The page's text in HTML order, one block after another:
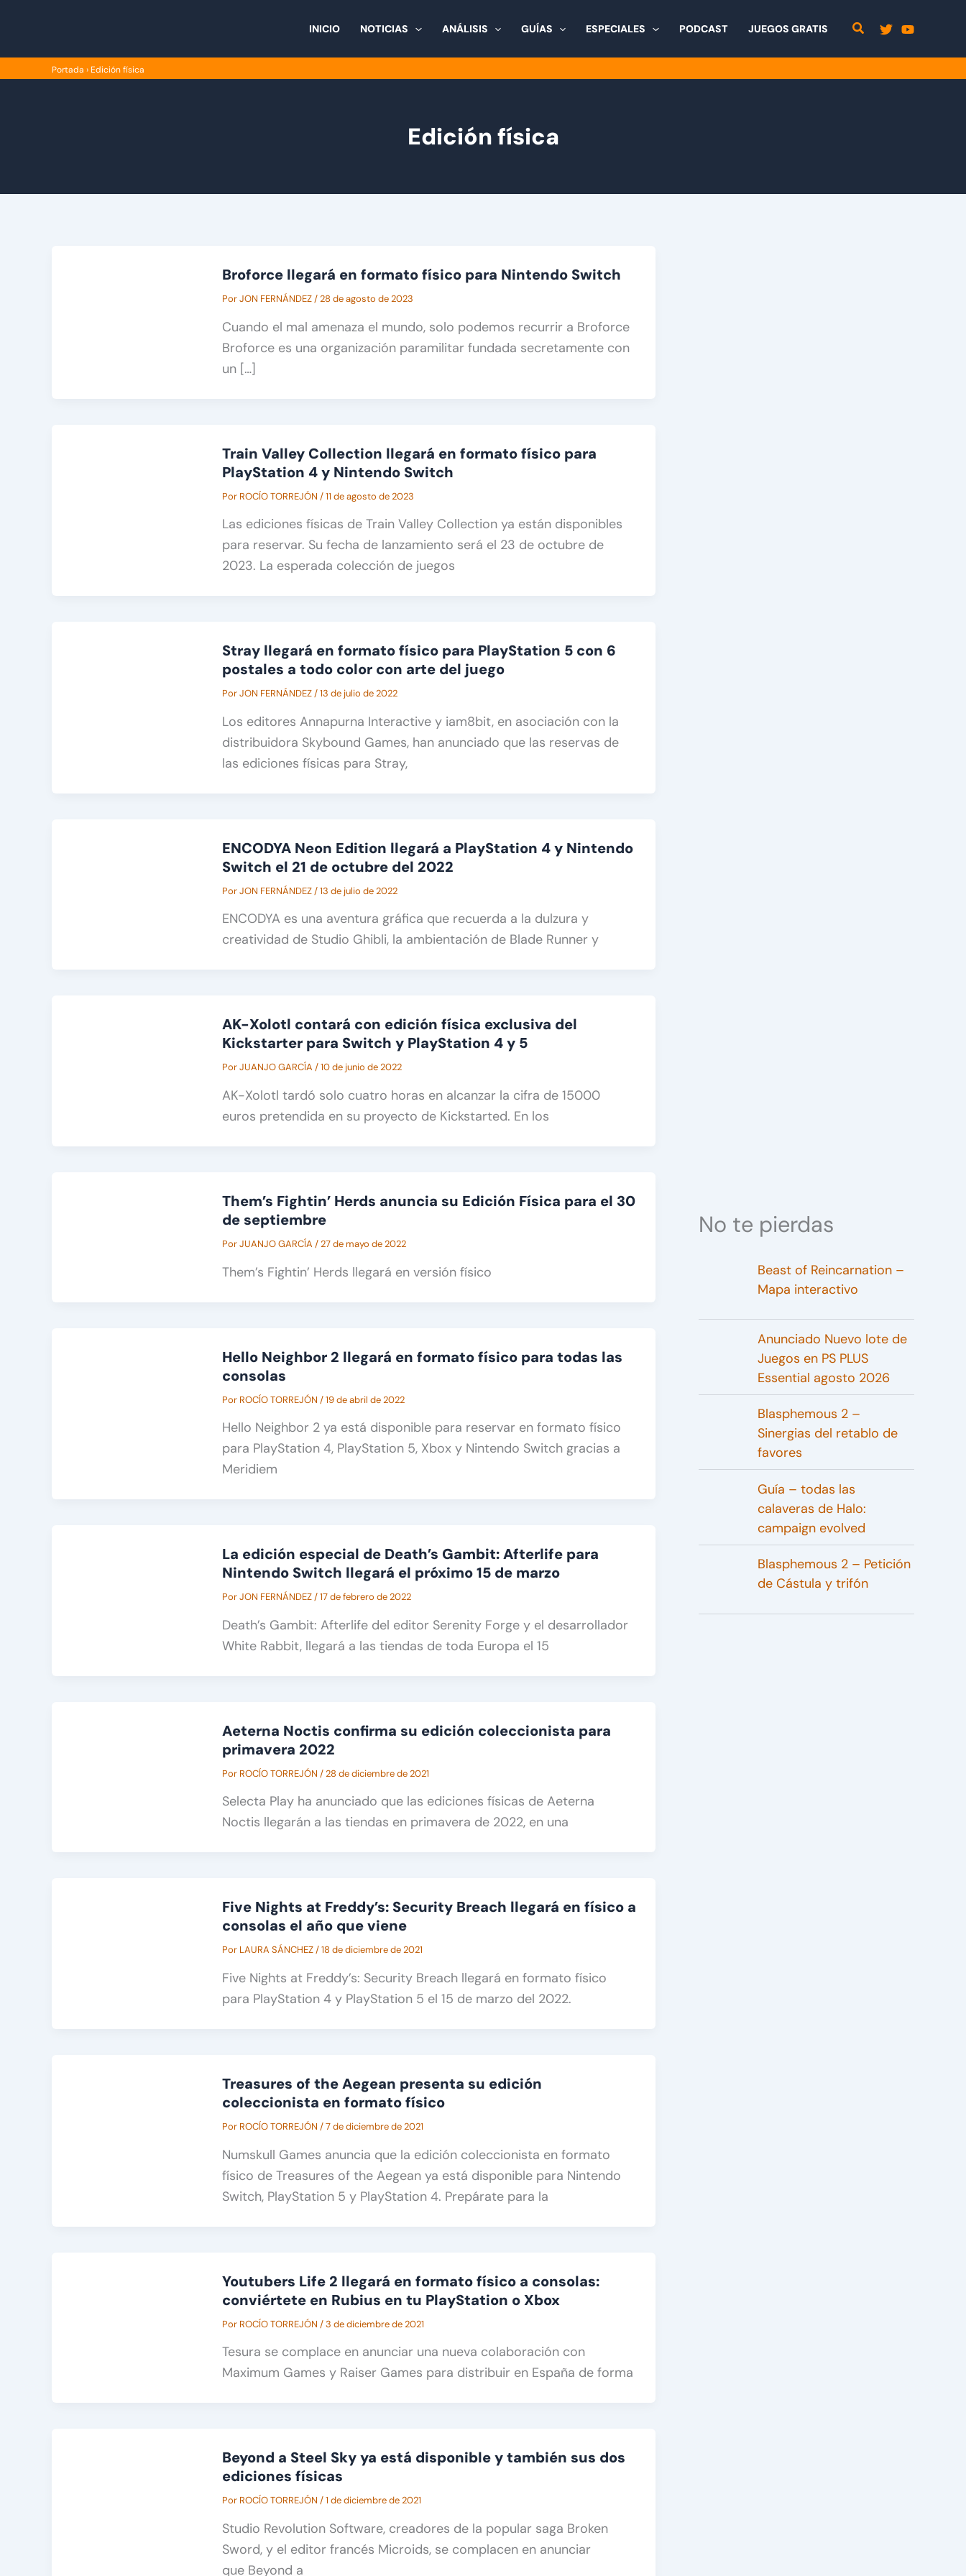
INICIO NOTICIAS ANÁLISIS GUÍAS ESPECIALES PODCAST JUEGOS GRATIS
Portada ›Edición física
Edición física
Broforce llegará en formato físico para Nintendo Switch
PorJON FERNÁNDEZ/28 de agosto de 2023
Cuando el mal amenaza el mundo, solo podemos recurrir a Broforce
Broforce es una organización paramilitar fundada secretamente con
un […]
Train Valley Collection llegará en formato físico para
PlayStation 4 y Nintendo Switch
Por ROCÍO TORREJÓN /11 de agosto de 2023
Las ediciones físicas de Train Valley Collection ya están disponibles
para reservar. Su fecha de lanzamiento será el 23 de octubre de
2023. La esperada colección de juegos
Stray llegará en formato físico para PlayStation 5 con 6
postales a todo color con arte del juego
PorJON FERNÁNDEZ/13 de julio de 2022
Los editores Annapurna Interactive y iam8bit, en asociación con la
distribuidora Skybound Games, han anunciado que las reservas de
las ediciones físicas para Stray,
ENCODYA Neon Edition llegará a PlayStation 4 y Nintendo
Switch el 21 de octubre del 2022
PorJON FERNÁNDEZ/13 de julio de 2022
ENCODYA es una aventura gráfica que recuerda a la dulzura y
creatividad de Studio Ghibli, la ambientación de Blade Runner y
AK-Xolotl contará con edición física exclusiva del
Kickstarter para Switch y PlayStation 4 y 5
PorJUANJO GARCÍA /10 de junio de 2022
AK-Xolotl tardó solo cuatro horas en alcanzar la cifra de 15000
euros pretendida en su proyecto de Kickstarted. En los
Them’s Fightin’ Herds anuncia su Edición Física para el 30
de septiembre
PorJUANJO GARCÍA /27 de mayo de 2022
Them’s Fightin’ Herds llegará en versión físico
Hello Neighbor 2 llegará en formato físico para todas las
consolas
Por ROCÍO TORREJÓN /19 de abril de 2022
Hello Neighbor 2 ya está disponible para reservar en formato físico
para PlayStation 4, PlayStation 5, Xbox y Nintendo Switch gracias a
Meridiem
La edición especial de Death’s Gambit: Afterlife para
Nintendo Switch llegará el próximo 15 de marzo
PorJON FERNÁNDEZ/17 de febrero de 2022
Death’s Gambit: Afterlife del editor Serenity Forge y el desarrollador
White Rabbit, llegará a las tiendas de toda Europa el 15
Aeterna Noctis confirma su edición coleccionista para
primavera 2022
Por ROCÍO TORREJÓN /28 de diciembre de 2021
Selecta Play ha anunciado que las ediciones físicas de Aeterna
Noctis llegarán a las tiendas en primavera de 2022, en una
Five Nights at Freddy’s: Security Breach llegará en físico a
consolas el año que viene
Por LAURA SÁNCHEZ/18 de diciembre de 2021
Five Nights at Freddy’s: Security Breach llegará en formato físico
para PlayStation 4 y PlayStation 5 el 15 de marzo del 2022.
Treasures of the Aegean presenta su edición
coleccionista en formato físico
Por ROCÍO TORREJÓN /7 de diciembre de 2021
Numskull Games anuncia que la edición coleccionista en formato
físico de Treasures of the Aegean ya está disponible para Nintendo
Switch, PlayStation 5 y PlayStation 4. Prepárate para la
Youtubers Life 2 llegará en formato físico a consolas:
conviértete en Rubius en tu PlayStation o Xbox
Por ROCÍO TORREJÓN /3 de diciembre de 2021
Tesura se complace en anunciar una nueva colaboración con
Maximum Games y Raiser Games para distribuir en España de forma
Beyond a Steel Sky ya está disponible y también sus dos
ediciones físicas
Por ROCÍO TORREJÓN /1 de diciembre de 2021
Studio Revolution Software, creadores de la popular saga Broken
Sword, y el editor francés Microids, se complacen en anunciar
que Beyond a
No te pierdas
Beast of Reincarnation –
Mapa interactivo
Anunciado Nuevo lote de
Juegos en PS PLUS
Essential agosto 2026
Blasphemous 2 –
Sinergias del retablo de
favores
Guía – todas las
calaveras de Halo:
campaign evolved
Blasphemous 2 – Petición
de Cástula y trifón